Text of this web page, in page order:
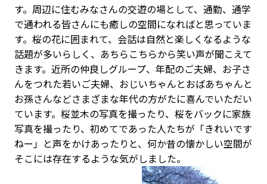
す。周辺に住むみなさんの交遊の場として、通勤、通学
で通われる皆さんにも癒しの空間になればと思っていま
す。桜の花に囲まれて、会話は自然と楽しくなるような
話題が多いらしく、あちらこちらから笑い声が聞こえて
きます。近所の仲良しグループ、年配のご夫婦、お子さ
んをつれた若いご夫婦、おじいちゃんとおばあちゃんと
お孫さんなどさまざまな年代の方がたに喜んでいただい
ています。桜並木の写真を撮ったり、桜をバックに家族
写真を撮ったり、初めてであった人たちが「きれいです
ねー」と声をかけあったりと、何か昔の懐かしい空間が
そこには存在するような気がしました。